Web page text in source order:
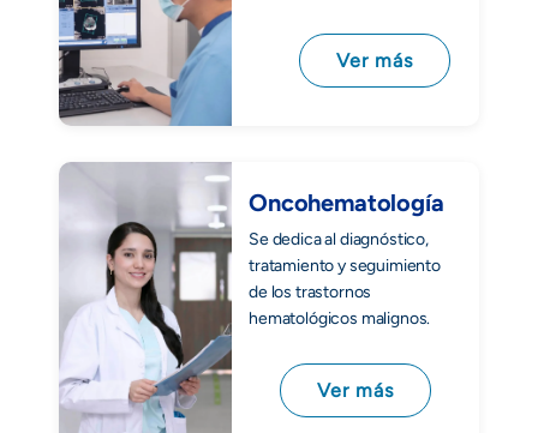
Ver más
Oncohematología
Se dedica al diagnóstico,
tratamiento y seguimiento
de los trastornos
hematológicos malignos.
Ver más